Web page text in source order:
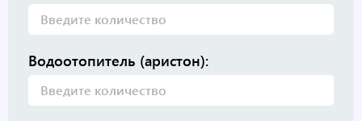
Водоотопитель (аристон):